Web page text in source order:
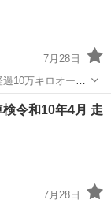
7月28日
いします。2週間
7月28日